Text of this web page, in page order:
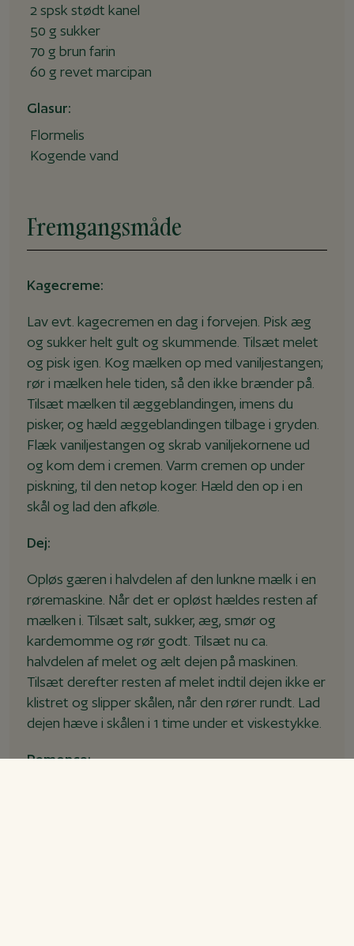
2 spsk stødt kanel
50 g sukker
70 g brun farin
60 g revet marcipan
Glasur:
Flormelis
Kogende vand
Fremgangsmåde
Kagecreme:
Lav evt. kagecremen en dag i forvejen. Pisk æg
og sukker helt gult og skummende. Tilsæt melet
og pisk igen. Kog mælken op med vaniljestangen;
rør i mælken hele tiden, så den ikke brænder på.
Tilsæt mælken til æggeblandingen, imens du
pisker, og hæld æggeblandingen tilbage i gryden.
Flæk vaniljestangen og skrab vaniljekornene ud
og kom dem i cremen. Varm cremen op under
piskning, til den netop koger. Hæld den op i en
skål og lad den afkøle.
Dej:
Opløs gæren i halvdelen af den lunkne mælk i en
røremaskine. Når det er opløst hældes resten af
mælken i. Tilsæt salt, sukker, æg, smør og
kardemomme og rør godt. Tilsæt nu ca.
halvdelen af melet og ælt dejen på maskinen.
Tilsæt derefter resten af melet indtil dejen ikke er
klistret og slipper skålen, når den rører rundt. Lad
dejen hæve i skålen i 1 time under et viskestykke.
Remonce: